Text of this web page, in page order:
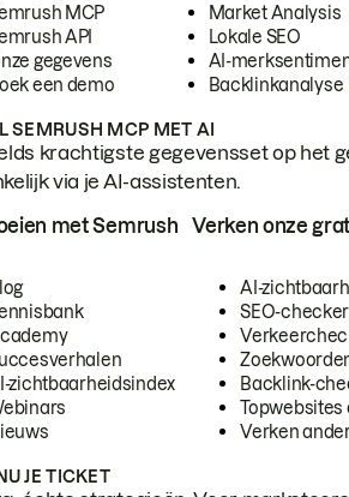
MCP
API
gegevens
een demo
Market Analysis
Lokale SEO
AI-
Backlinkanalyse
SEMRUSH MCP MET AI
krachtigste gegevensset op het
via je AI-assistenten.
met Semrush
zichtbaarheidsindex
Verken onze
AI-
SEO-checker
Backlink-
Topwebsites
Verken
JE TICKET